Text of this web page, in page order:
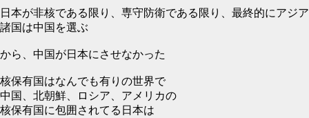
日本が非核である限り、専守防衛である限り、最終的にアジア
諸国は中国を選ぶ
から、中国が日本にさせなかった
核保有国はなんでも有りの世界で
中国、北朝鮮、ロシア、アメリカの
核保有国に包囲されてる日本は